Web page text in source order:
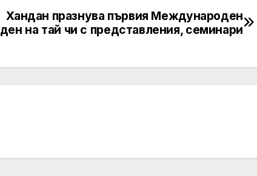
Хандан празнува първия Международен
ден на тай чи с представления, семинари